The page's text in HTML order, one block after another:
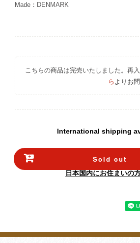
Made：DENMARK
こちらの商品は完売いたしました。再
ら よりお
International shipping
Sold out
日本国内にお住まいの